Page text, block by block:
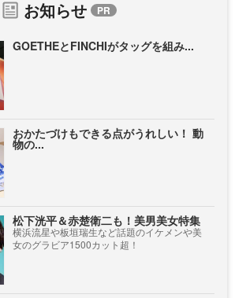
お知らせ
GOETHEとFINCHIがタッグを組み...
おかたづけもできる点がうれしい！ 動
物の...
松下洸平＆赤楚衛二も！美男美女特集
横浜流星や板垣瑞生など話題のイケメンや美
女のグラビア1500カット超！